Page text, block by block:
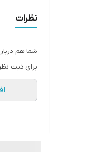
نظرات
شما هم
برای ثبت